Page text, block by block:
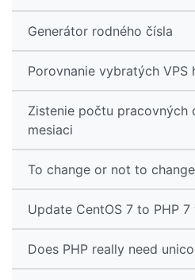
Generátor rodného čísla
Porovnanie vybratých VPS
Zistenie počtu pracovných
mesiaci
To change or not to
Update CentOS 7 to PHP
Does PHP really need